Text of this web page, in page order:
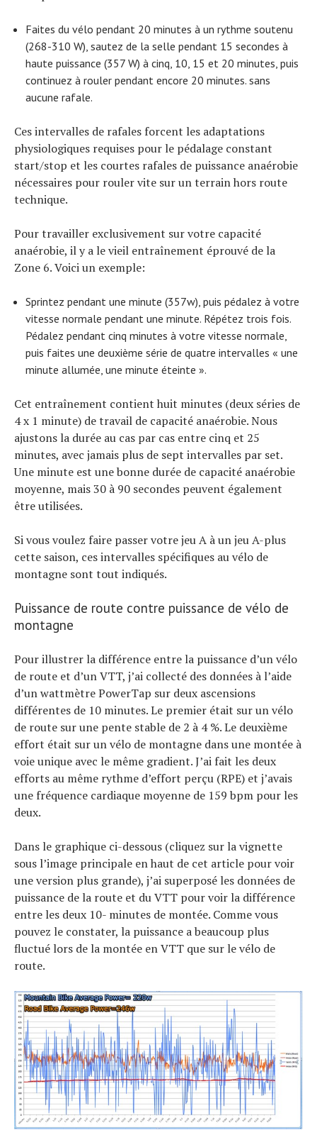
Faites du vélo pendant 20 minutes à un rythme soutenu
(268-310 W), sautez de la selle pendant 15 secondes à
haute puissance (357 W) à cinq, 10, 15 et 20 minutes, puis
continuez à rouler pendant encore 20 minutes. sans
aucune rafale.
Ces intervalles de rafales forcent les adaptations
physiologiques requises pour le pédalage constant
start/stop et les courtes rafales de puissance anaérobie
nécessaires pour rouler vite sur un terrain hors route
technique.
Pour travailler exclusivement sur votre capacité
anaérobie, il y a le vieil entraînement éprouvé de la
Zone 6. Voici un exemple:
Sprintez pendant une minute (357w), puis pédalez à votre
vitesse normale pendant une minute. Répétez trois fois.
Pédalez pendant cinq minutes à votre vitesse normale,
puis faites une deuxième série de quatre intervalles « une
minute allumée, une minute éteinte ».
Cet entraînement contient huit minutes (deux séries de
4 x 1 minute) de travail de capacité anaérobie. Nous
ajustons la durée au cas par cas entre cinq et 25
minutes, avec jamais plus de sept intervalles par set.
Une minute est une bonne durée de capacité anaérobie
moyenne, mais 30 à 90 secondes peuvent également
être utilisées.
Si vous voulez faire passer votre jeu A à un jeu A-plus
cette saison, ces intervalles spécifiques au vélo de
montagne sont tout indiqués.
Puissance de route contre puissance de vélo de
montagne
Pour illustrer la différence entre la puissance d’un vélo
de route et d’un VTT, j’ai collecté des données à l’aide
d’un wattmètre PowerTap sur deux ascensions
différentes de 10 minutes. Le premier était sur un vélo
de route sur une pente stable de 2 à 4 %. Le deuxième
effort était sur un vélo de montagne dans une montée à
voie unique avec le même gradient. J’ai fait les deux
efforts au même rythme d’effort perçu (RPE) et j’avais
une fréquence cardiaque moyenne de 159 bpm pour les
deux.
Dans le graphique ci-dessous (cliquez sur la vignette
sous l’image principale en haut de cet article pour voir
une version plus grande), j’ai superposé les données de
puissance de la route et du VTT pour voir la différence
entre les deux 10- minutes de montée. Comme vous
pouvez le constater, la puissance a beaucoup plus
fluctué lors de la montée en VTT que sur le vélo de
route.